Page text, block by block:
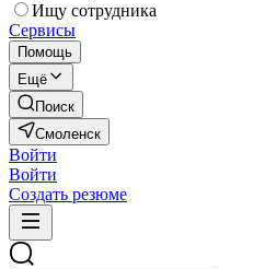
Ищу сотрудника
Сервисы
Помощь
Ещё
Поиск
Смоленск
Войти
Войти
Создать резюме